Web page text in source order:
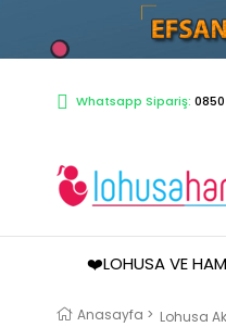
Whatsapp Sipariş:
❤️LOHUSA VE
Anasayfa > Lohusa